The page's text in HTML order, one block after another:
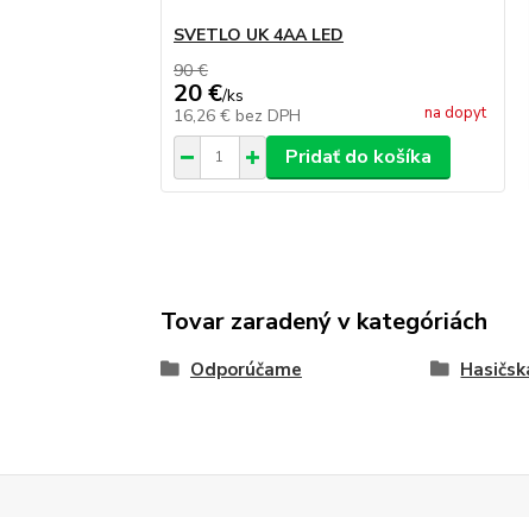
SVETLO UK 4AA LED
90 €
20 €/ks
16,26 € bez DPH na dopyt
Pridať do košíka
Tovar zaradený v kategóriách
Odporúčame